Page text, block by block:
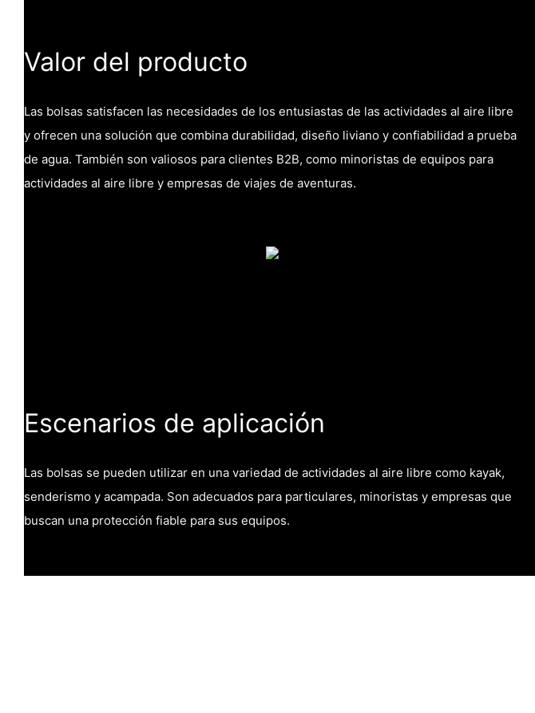
Valor del producto
Las bolsas satisfacen las necesidades de los entusiastas de las actividades al aire libre
y ofrecen una solución que combina durabilidad, diseño liviano y confiabilidad a prueba
de agua. También son valiosos para clientes B2B, como minoristas de equipos para
actividades al aire libre y empresas de viajes de aventuras.
Escenarios de aplicación
Las bolsas se pueden utilizar en una variedad de actividades al aire libre como kayak,
senderismo y acampada. Son adecuados para particulares, minoristas y empresas que
buscan una protección fiable para sus equipos.